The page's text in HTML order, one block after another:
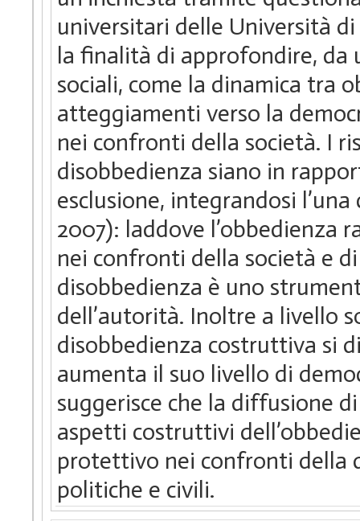
universitari delle Università
la finalità di approfondire, da
sociali, come la dinamica tra
atteggiamenti verso la
nei confronti della società. I
disobbedienza siano in
esclusione, integrandosi
2007): laddove l’obbedienza
nei confronti della società e
disobbedienza è uno
dell’autorità. Inoltre a livello
disobbedienza costruttiva si
aumenta il suo livello di
suggerisce che la diffusione
aspetti costruttivi
protettivo nei confronti della
politiche e civili.